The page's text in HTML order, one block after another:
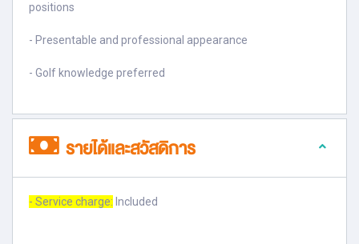
positions
- Presentable and professional appearance
- Golf knowledge preferred
รายได้และสวัสดิการ
- Service charge: Included